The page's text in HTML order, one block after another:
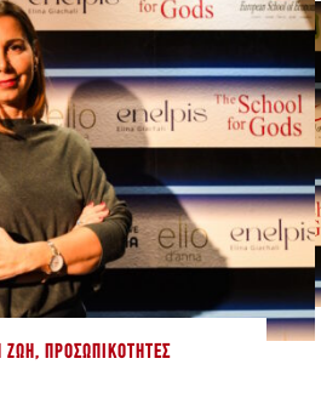
ΖΩΉ, ΠΡΟΣΩΠΙΚΌΤΗΤΕΣ